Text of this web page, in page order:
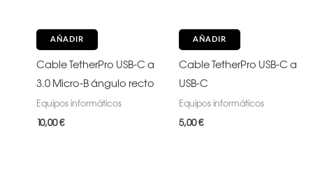
AÑADIR
Cable TetherPro USB-C a
3.0 Micro-B ángulo recto
Equipos informáticos
10,00€
AÑADIR
Cable TetherPro USB-C a
USB-C
Equipos informáticos
5,00€